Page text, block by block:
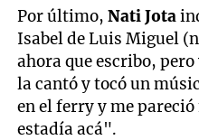
2
minutes,
56
seconds
Por último,Nati Jota
Isabel de Luis Miguel
ahora que escribo,
la cantó y tocó un
en el ferry y me
estadía acá".